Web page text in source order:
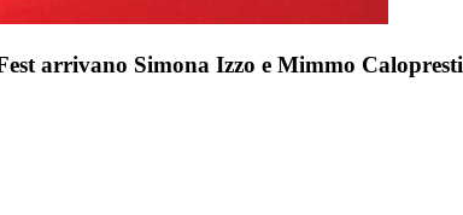
arrivano Simona Izzo e Mimmo Calopresti